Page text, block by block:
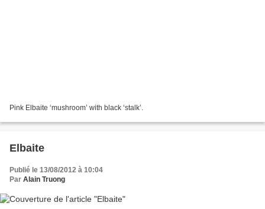
Pink Elbaite ‘mushroom’ with black ‘stalk’.
Elbaite
Publié le 13/08/2012 à 10:04
Par Alain Truong